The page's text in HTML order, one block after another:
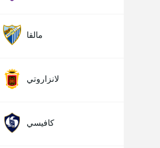
مالقا
لانزاروتي
كافيسي